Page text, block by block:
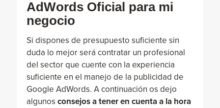
AdWords Oficial para mi
negocio
Si dispones de presupuesto suficiente sin
duda lo mejor será contratar un profesional
del sector que cuente con la experiencia
suficiente en el manejo de la publicidad de
Google AdWords. A continuación os dejo
algunos consejos a tener en cuenta a la hora